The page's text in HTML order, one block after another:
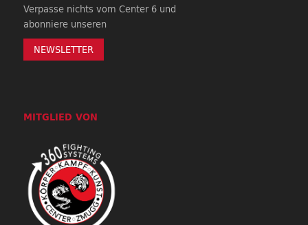
Verpasse nichts vom Center 6 und
abonniere unseren
NEWSLETTER
MITGLIED VON